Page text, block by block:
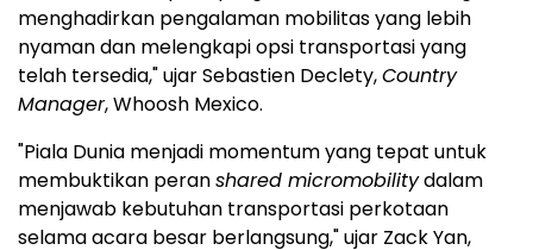
menghadirkan pengalaman mobilitas yang lebih
nyaman dan melengkapi opsi transportasi yang
telah tersedia," ujar Sebastien Declety,Country
Manager, Whoosh Mexico.
"Piala Dunia menjadi momentum yang tepat untuk
membuktikan peranshared micromobilitydalam
menjawab kebutuhan transportasi perkotaan
selama acara besar berlangsung," ujar Zack Yan,